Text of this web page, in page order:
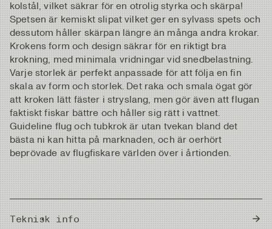
kolstål, vilket säkrar för en otrolig styrka och skärpa!
Spetsen är kemiskt slipat vilket ger en sylvass spets och
dessutom håller skärpan längre än många andra krokar.
Krokens form och design säkrar för en riktigt bra
krokning, med minimala vridningar vid snedbelastning.
Varje storlek är perfekt anpassade för att följa en fin
skala av form och storlek. Det raka och smala ögat gör
att kroken lätt fäster i stryslang, men gör även att flugan
faktiskt fiskar bättre och håller sig rätt i vattnet.
Guideline flug och tubkrok är utan tvekan bland det
bästa ni kan hitta på marknaden, och är oerhört
beprövade av flugfiskare världen över i årtionden.
Teknisk info